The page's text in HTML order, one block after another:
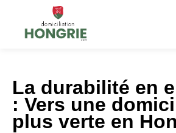
La durabilité en
: Vers une
plus verte en